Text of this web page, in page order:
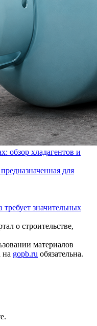
обзор хладагентов и
для
значительных
о строительстве,
материалов
на gopb.ru обязательна.